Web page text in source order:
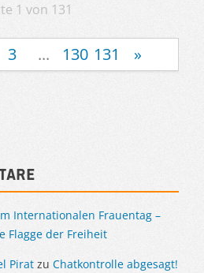
1 von 131
3 ... 130 131 »
Internationalen Frauentag –
Flagge der Freiheit
Pirat zu Chatkontrolle abgesagt!